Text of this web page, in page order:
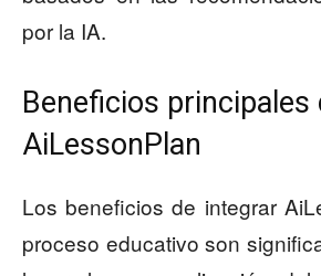
por la IA.
Beneficios principales
AiLessonPlan
Los beneficios de integrar
proceso educativo son